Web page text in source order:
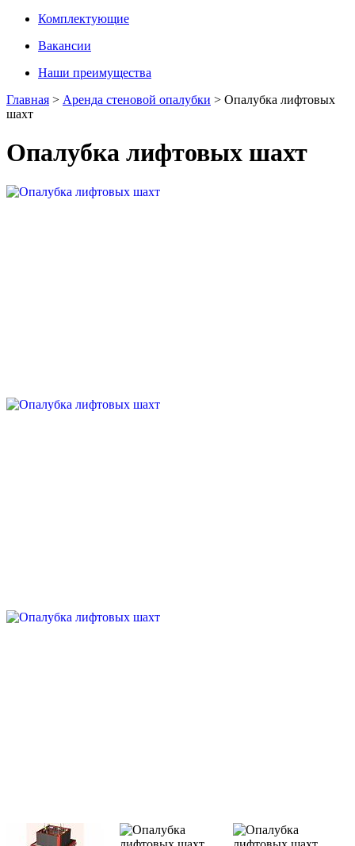
Комплектующие
Вакансии
Наши преимущества
Главная > Аренда стеновой опалубки > Опалубка лифтовых
шахт
Опалубка лифтовых шахт